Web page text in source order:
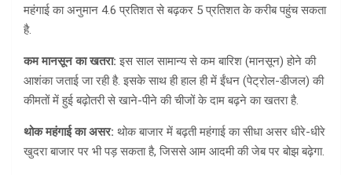
महंगाई का अनुमान 4.6 प्रतिशत से बढ़कर 5 प्रतिशत के करीब पहुंच सकता
है.
कम मानसून का खतरा: इस साल सामान्य से कम बारिश (मानसून) होने की
आशंका जताई जा रही है. इसके साथ ही हाल ही में ईंधन (पेट्रोल-डीजल) की
कीमतों में हुई बढ़ोतरी से खाने-पीने की चीजों के दाम बढ़ने का खतरा है.
थोक महंगाई का असर: थोक बाजार में बढ़ती महंगाई का सीधा असर धीरे-धीरे
खुदरा बाजार पर भी पड़ सकता है, जिससे आम आदमी की जेब पर बोझ बढ़ेगा.